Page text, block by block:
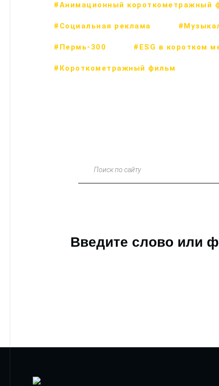
#Анимационный короткометражный
#Социальная реклама
#Пермь-300 #ESG в коротком
#Короткометражный фильм
Поиск по сайту
Введите слово или